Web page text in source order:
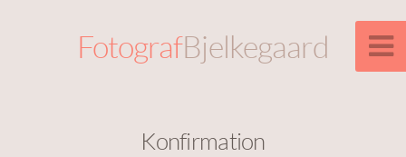
FotografBjelkegaard
Konfirmation